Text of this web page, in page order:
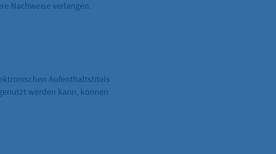
Nachweise verlangen.
Aufenthaltstitels
werden kann, können